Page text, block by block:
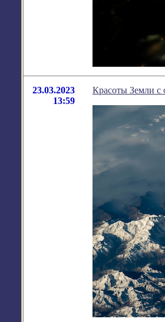
23.03.2023
13:59
Красоты Земли с